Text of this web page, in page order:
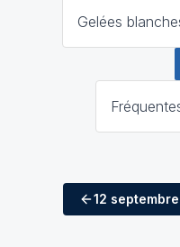
Gelées
12 septembre